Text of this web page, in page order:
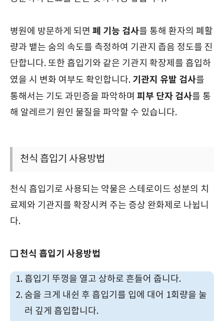
병원에 방문하게 되면 폐 기능 검사를 통해 환자의 폐활
량과 뱉는 숨의 속도를 측정하여 기관지 좁음 정도를 진
단합니다. 또한 흡입기와 같은 기관지 확장제를 흡입하
였을 시 변화 여부도 확인합니다. 기관지 유발 검사를
통해서는 기도 과민증을 파악하며 피부 단자 검사를 통
해 알레르기 원인 물질을 파악할 수 있습니다.
천식 흡입기 사용방법
천식 흡입기로 사용되는 약물은 스테로이드 성분의 치
료제와 기관지를 확장시켜 주는 증상 완화제로 나뉩니
다.
❏ 천식 흡입기 사용방법
흡입기 뚜껑을 열고 상하로 흔들어 줍니다.
숨을 크게 내쉰 후 흡입기를 입에 대어 1회량을 눌
러 깊게 흡입합니다.